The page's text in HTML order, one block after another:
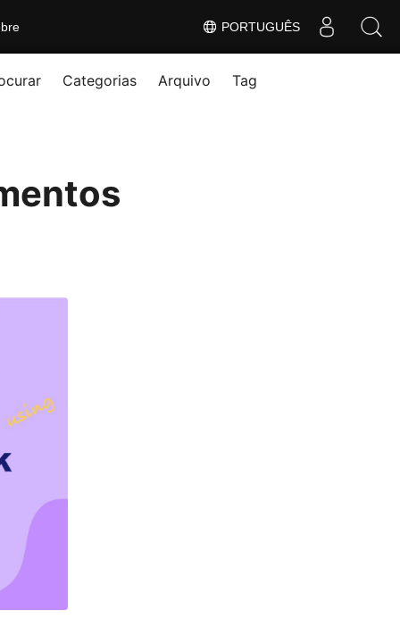
PORTUGUÊS
Categorias Arquivo Tag